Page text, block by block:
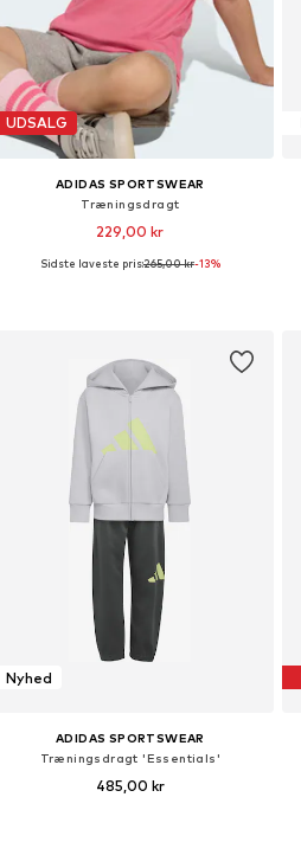
UDSALG
ADIDAS SPORTSWEAR
Træningsdragt
229,00 kr
Sidste laveste pris:265,00 kr-13%
Nyhed
ADIDAS SPORTSWEAR
Træningsdragt 'Essentials'
485,00 kr